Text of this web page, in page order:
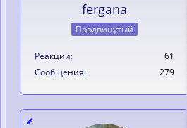
fergana
Продвинутый
Реакции
61
Сообщения
279